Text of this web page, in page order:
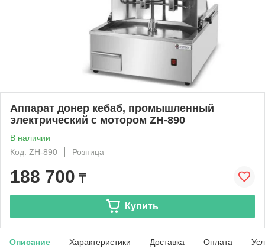
Аппарат донер кебаб, промышленный
электрический с мотором ZH-890
В наличии
Код: ZH-890
Розница
188 700 ₸
Купить
Описание Характеристики Доставка Оплата